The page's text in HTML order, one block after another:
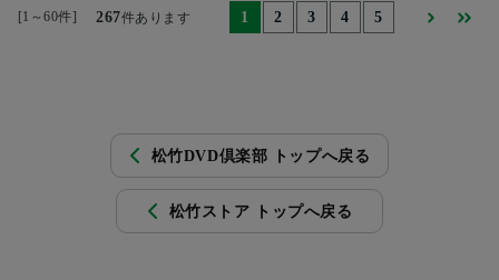
[1～60件] 267件あります 1 2 3 4 5
松竹DVD倶楽部 トップへ戻る
松竹ストア トップへ戻る